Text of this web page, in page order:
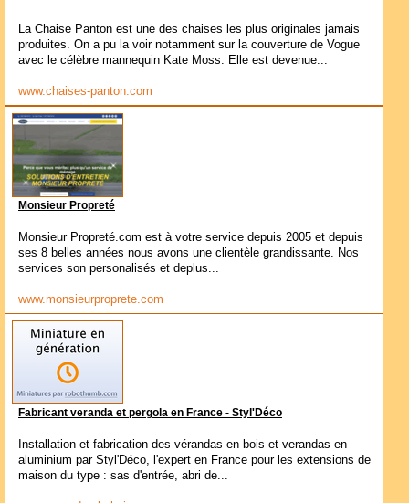
La Chaise Panton est une des chaises les plus originales jamais
produites. On a pu la voir notamment sur la couverture de Vogue
avec le célèbre mannequin Kate Moss. Elle est devenue...
www.chaises-panton.com
Monsieur Propreté
Monsieur Propreté.com est à votre service depuis 2005 et depuis
ses 8 belles années nous avons une clientèle grandissante. Nos
services son personalisés et deplus...
www.monsieurproprete.com
Fabricant veranda et pergola en France - Styl'Déco
Installation et fabrication des vérandas en bois et verandas en
aluminium par Styl'Déco, l'expert en France pour les extensions de
maison du type : sas d'entrée, abri de...